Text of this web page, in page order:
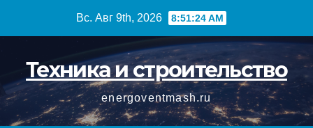
Вс. Авг 9th, 2026 8:51:24 AM
Техника и строительство
energoventmash.ru